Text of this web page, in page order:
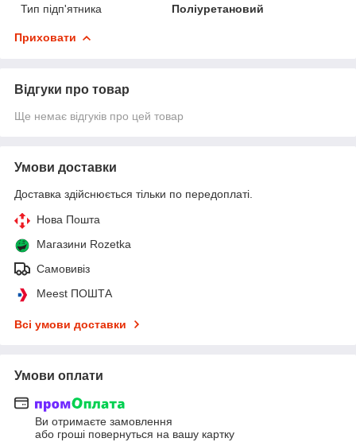
Тип підп'ятника
Поліуретановий
Приховати
Відгуки про товар
Ще немає відгуків про цей товар
Умови доставки
Доставка здійснюється тільки по передоплаті.
Нова Пошта
Магазини Rozetka
Самовивіз
Meest ПОШТА
Всі умови доставки
Умови оплати
Ви отримаєте замовлення
або гроші повернуться на вашу картку